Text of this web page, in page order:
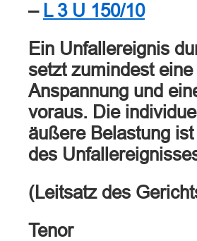
– L 3 U 150/10
Ein Unfallereignis
setzt zumindest
Anspannung und
voraus. Die
äußere Belastung
des
(Leitsatz des
Tenor